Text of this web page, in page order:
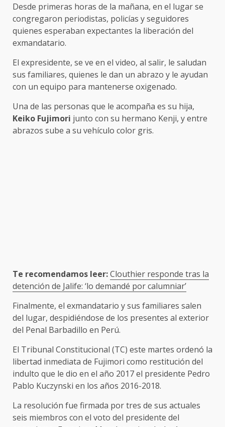
Desde primeras horas de la mañana, en el lugar se
congregaron periodistas, policías y seguidores
quienes esperaban expectantes la liberación del
exmandatario.
El expresidente, se ve en el video, al salir, le saludan
sus familiares, quienes le dan un abrazo y le ayudan
con un equipo para mantenerse oxigenado.
Una de las personas que le acompaña es su hija,
Keiko Fujimori junto con su hermano Kenji, y entre
abrazos sube a su vehículo color gris.
Te recomendamos leer:Clouthier responde tras la
detención de Jalife: ‘lo demandé por calumniar’
Finalmente, el exmandatario y sus familiares salen
del lugar, despidiéndose de los presentes al exterior
del Penal Barbadillo en Perú.
El Tribunal Constitucional (TC) este martes ordenó la
libertad inmediata de Fujimori como restitución del
indulto que le dio en el año 2017 el presidente Pedro
Pablo Kuczynski en los años 2016-2018.
La resolución fue firmada por tres de sus actuales
seis miembros con el voto del presidente del